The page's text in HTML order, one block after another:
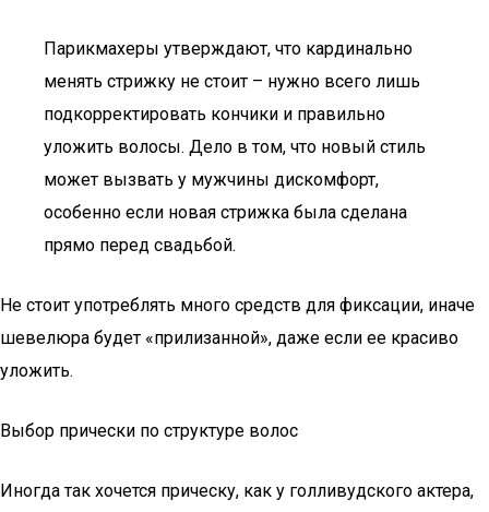
Парикмахеры утверждают, что кардинально
менять стрижку не стоит – нужно всего лишь
подкорректировать кончики и правильно
уложить волосы. Дело в том, что новый стиль
может вызвать у мужчины дискомфорт,
особенно если новая стрижка была сделана
прямо перед свадьбой.
Не стоит употреблять много средств для фиксации, иначе
шевелюра будет «прилизанной», даже если ее красиво
уложить.
Выбор прически по структуре волос
Иногда так хочется прическу, как у голливудского актера,